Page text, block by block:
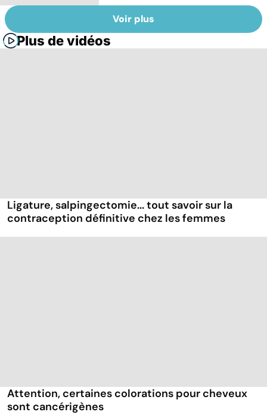
Voir plus
Plus de vidéos
Ligature, salpingectomie... tout savoir sur la
contraception définitive chez les femmes
Attention, certaines colorations pour cheveux
sont cancérigènes